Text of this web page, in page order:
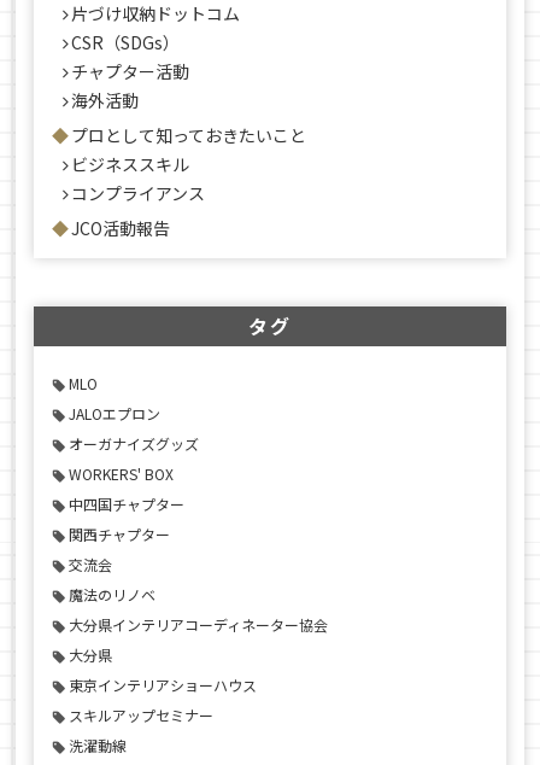
片づけ収納ドットコム
CSR（SDGs）
チャプター活動
海外活動
プロとして知っておきたいこと
ビジネススキル
コンプライアンス
JCO活動報告
タグ
MLO
JALOエプロン
オーガナイズグッズ
WORKERS' BOX
中四国チャプター
関西チャプター
交流会
魔法のリノベ
大分県インテリアコーディネーター協会
大分県
東京インテリアショーハウス
スキルアップセミナー
洗濯動線